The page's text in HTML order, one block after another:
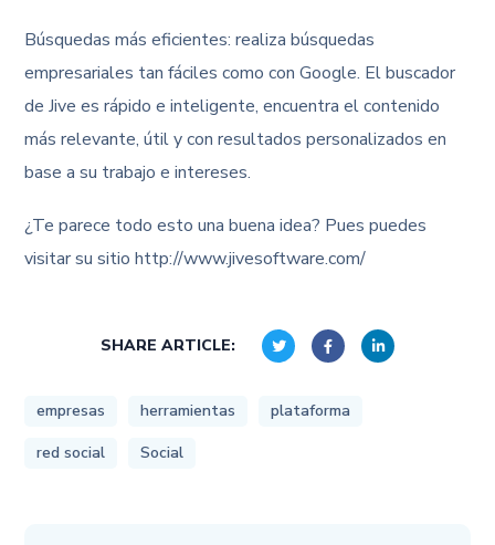
Búsquedas más eficientes: realiza búsquedas
empresariales tan fáciles como con Google. El buscador
de Jive es rápido e inteligente, encuentra el contenido
más relevante, útil y con resultados personalizados en
base a su trabajo e intereses.
¿Te parece todo esto una buena idea? Pues puedes
visitar su sitio http://www.jivesoftware.com/
SHARE ARTICLE:
empresas herramientas
plataforma
red social
Social